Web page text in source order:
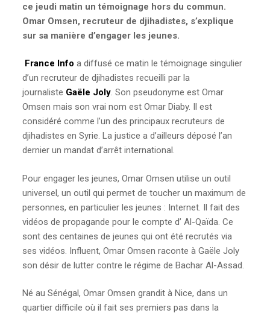
ce jeudi matin un témoignage hors du commun.
Omar Omsen, recruteur de djihadistes, s’explique
sur sa manière d’engager les jeunes.
France Info a diffusé ce matin le témoignage singulier
d’un recruteur de djihadistes recueilli par la
journaliste Gaële Joly. Son pseudonyme est Omar
Omsen mais son vrai nom est Omar Diaby. Il est
considéré comme l’un des principaux recruteurs de
djihadistes en Syrie. La justice a d’ailleurs déposé l’an
dernier un mandat d’arrêt international.
Pour engager les jeunes, Omar Omsen utilise un outil
universel, un outil qui permet de toucher un maximum de
personnes, en particulier les jeunes : Internet. Il fait des
vidéos de propagande pour le compte d’ Al-Qaïda. Ce
sont des centaines de jeunes qui ont été recrutés via
ses vidéos. Influent, Omar Omsen raconte à Gaële Joly
son désir de lutter contre le régime de Bachar Al-Assad.
Né au Sénégal, Omar Omsen grandit à Nice, dans un
quartier difficile où il fait ses premiers pas dans la